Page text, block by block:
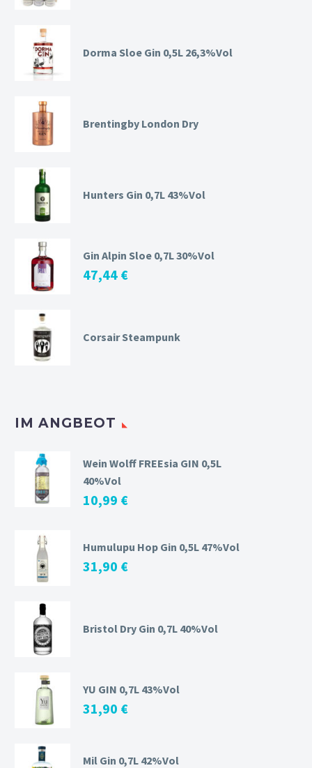
Dorma Sloe Gin 0,5L 26,3%Vol
Brentingby London Dry
Hunters Gin 0,7L 43%Vol
Gin Alpin Sloe 0,7L 30%Vol
47,44 €
Corsair Steampunk
IM ANGBEOT
Wein Wolff FREEsia GIN 0,5L
40%Vol
10,99 €
Humulupu Hop Gin 0,5L 47%Vol
31,90 €
Bristol Dry Gin 0,7L 40%Vol
YU GIN 0,7L 43%Vol
31,90 €
Mil Gin 0,7L 42%Vol